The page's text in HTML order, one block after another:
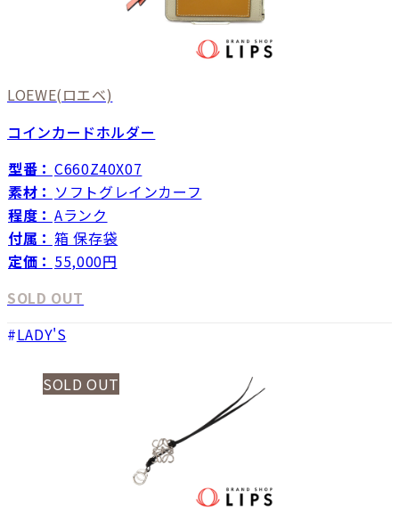
LOEWE(ロエベ)
コインカードホルダー
型番： C660Z40X07
素材： ソフトグレインカーフ
程度： Aランク
付属： 箱 保存袋
定価： 55,000円
SOLD OUT
LADY'S
SOLD OUT